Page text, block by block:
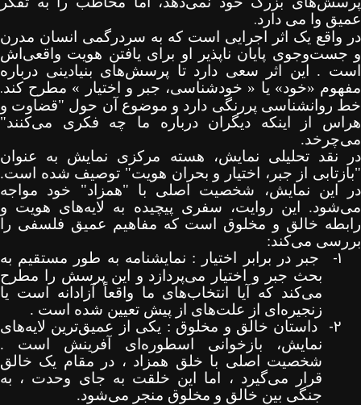
عمیق وا می دارد.
در واقع یک اثر اجرایی است که به سردرگمی انسان مدرن
و جست‌وجوی پایان‌ ناپذیر او برای یافتن هویت واقعی‌اش
است . این اثر سعی دارد تا پرسش‌های بنیادینی درباره
مفهوم «خود» یا « خودشناسی، جبر و اختیار » مطرح کند.
خط روانشناسی پررنگی دارد و موضوع آن حول "قضاوت و
هراس از اینکه دیگران درباره ما چه فکری می‌کنند"
می‌چرخد.
در نقد تحلیلی نمایش، هسته مرکزی نمایش به عنوان
"بازتابی از جبر، اختیار و بحران هویت" توصیف شده است.
در این نمایش، شخصیت اصلی با "همزاد" خود مواجه
می‌شود. این روایت، سفری پیچیده به لایه‌های هویت و
رابطه خالق و مخلوق است که مفاهیم عمیق فلسفی را
بررسی می‌کند:
1-
جبر در برابر اختیار : نمایشنامه به طور مستقیم به
بحث جبر و اختیار می‌پردازد و این پرسش را مطرح
می‌کند که آیا انتخاب‌های ما واقعاً آزادانه است یا
زنجیره‌ای از علت‌های از پیش تعیین‌ شده است .
2-
داستان خالق و مخلوق : یکی از عمیق‌ترین لایه‌های
نمایش، بازخوانی اسطوره‌ای آفرینش است .
شخصیت اصلی با خلق همزاد ، در مقام یک خالق
قرار می‌گیرد ، اما این خلقت به جای وحدت ، به
جنگی بین خالق و مخلوق منجر می‌شود.